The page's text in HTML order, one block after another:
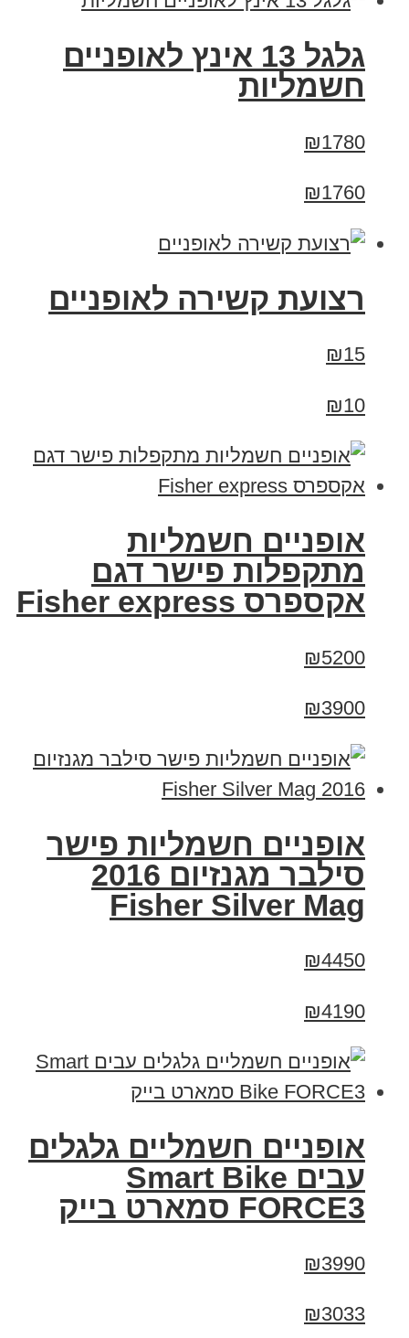
גלגל 13 אינץ לאופניים
חשמליות
₪1780
₪1760
רצועת קשירה לאופניים
₪15
₪10
אופניים חשמליות
מתקפלות פישר דגם
אקספרס Fisher express
₪5200
₪3900
אופניים חשמליות פישר
סילבר מגנזיום 2016
Fisher Silver Mag
₪4450
₪4190
אופניים חשמליים גלגלים
עבים Smart Bike
FORCE3 סמארט בייק
₪3990
₪3033